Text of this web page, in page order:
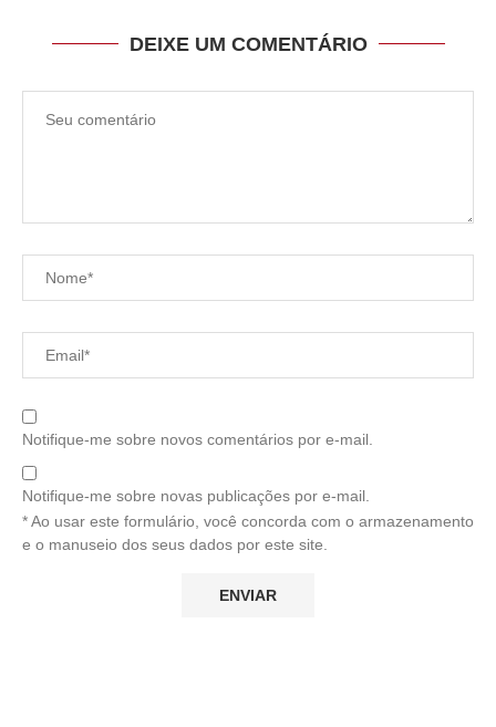
DEIXE UM COMENTÁRIO
Notifique-me sobre novos comentários por e-mail.
Notifique-me sobre novas publicações por e-mail.
* Ao usar este formulário, você concorda com o armazenamento
e o manuseio dos seus dados por este site.